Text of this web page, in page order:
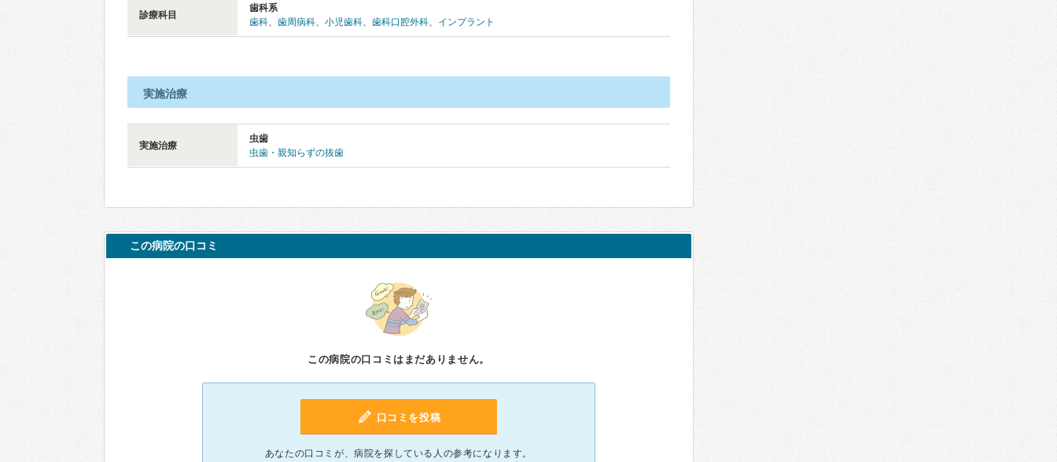
診療科目
歯科系
歯科、 歯周病科、 小児歯科、 歯科口腔外科、 インプラント
実施治療
実施治療
虫歯
虫歯・親知らずの抜歯
この病院の口コミ
この病院の口コミはまだありません。
口コミを投稿
あなたの口コミが、病院を探している人の参考になります。